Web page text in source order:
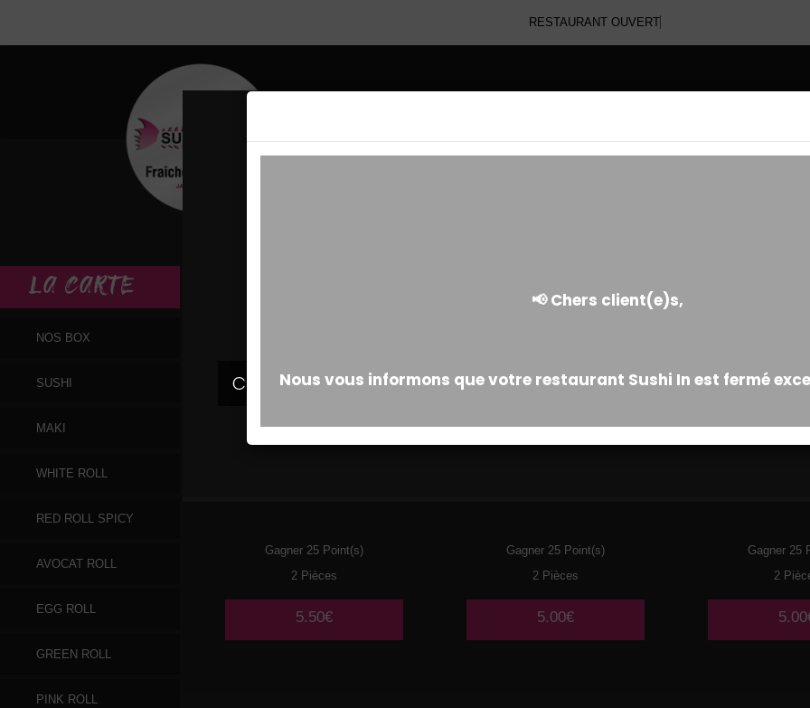
RESTAURANT OU
LA CARTE
NOS BOX
SUSHI
MAKI
WHITE ROLL
RED ROLL SPICY
AVOCAT ROLL
EGG ROLL
GREEN ROLL
PINK ROLL
Gagner 25 Point(s)
2 Pièces
5.50€
Gagner 25 Point(s)
2 Pièces
5.00€
Gagner 25
2